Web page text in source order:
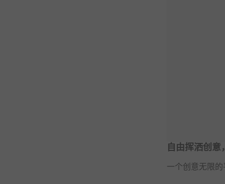
自由挥洒创
一个创意无限